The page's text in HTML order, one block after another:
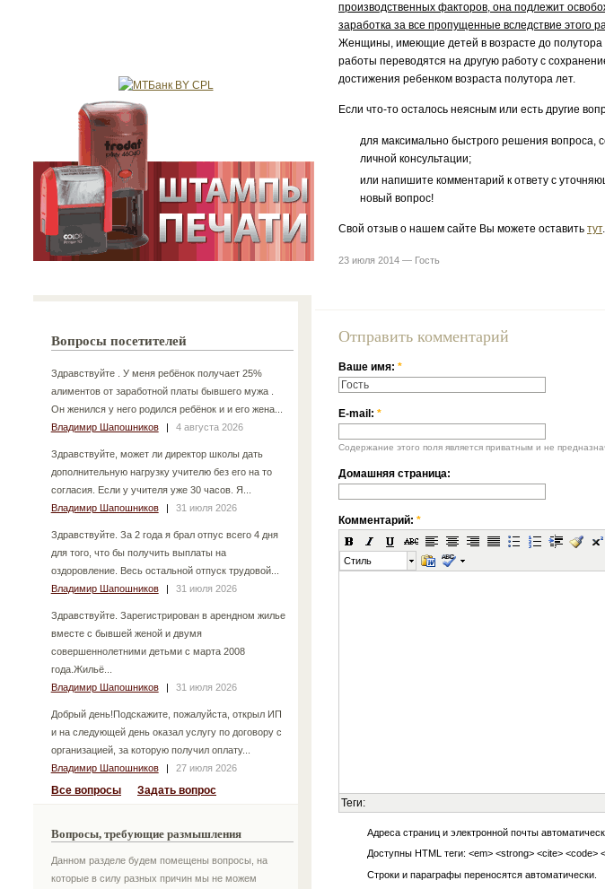
Вопросы посетителей
Здравствуйте . У меня ребёнок получает 25%
алиментов от заработной платы бывшего мужа .
Он женился у него родился ребёнок и и его жена...
Владимир Шапошников
| 4 августа 2026
Здравствуйте, может ли директор школы дать
дополнительную нагрузку учителю без его на то
согласия. Если у учителя уже 30 часов. Я...
Владимир Шапошников
| 31 июля 2026
Здравствуйте. За 2 года я брал отпус всего 4 дня
для того, что бы получить выплаты на
оздоровление. Весь остальной отпуск трудовой...
Владимир Шапошников
| 31 июля 2026
Здравствуйте. Зарегистрирован в арендном жилье
вместе с бывшей женой и двумя
совершеннолетними детьми с марта 2008
года.Жильё...
Владимир Шапошников
| 31 июля 2026
Добрый день!Подскажите, пожалуйста, открыл ИП
и на следующей день оказал услугу по договору с
организацией, за которую получил оплату...
Владимир Шапошников
| 27 июля 2026
Все вопросы Задать вопрос
Вопросы, требующие размышления
Данном разделе будем помещены вопросы, на
которые в силу разных причин мы не можем
производственных факторов, она подлежит
заработка за все пропущенные вследствие этого
Женщины, имеющие детей в возрасте до полутора
работы переводятся на другую работу с
достижения ребенком возраста полутора лет.
Если что-то осталось неясным или есть другие
для максимально быстрого решения вопроса,
личной консультации;
или напишите комментарий к ответу с
новый вопрос!
Свой отзыв о нашем сайте Вы можете оставить тут
23 июля 2014 — Гость
Отправить комментарий
Ваше имя: *
E-mail: *
Содержание этого поля является приватным и не
Домашняя страница:
Комментарий: *
Стиль
Теги:
Адреса страниц и электронной почты
Доступны HTML теги: <em> <strong> <cite> <code>
Строки и параграфы переносятся автоматически.